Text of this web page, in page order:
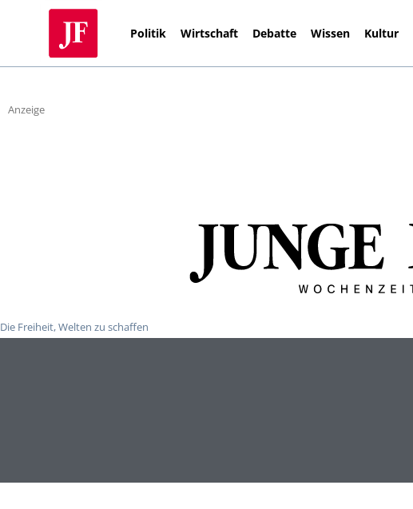
Politik Wirtschaft Debatte Wissen Kultur
Anzeige
Die Freiheit, Welten zu schaffen